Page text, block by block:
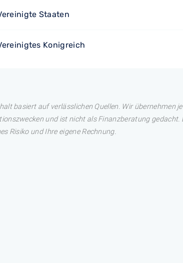
Staaten
Konigreich
basiert auf verlässlichen Quellen. Wir übernehmen
und ist nicht als Finanzberatung
Risiko und Ihre eigene Rechnung.